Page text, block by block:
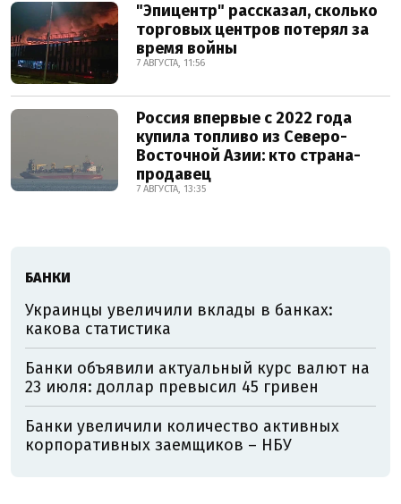
"Эпицентр" рассказал, сколько
торговых центров потерял за
время войны
7 АВГУСТА, 11:56
Россия впервые с 2022 года
купила топливо из Северо-
Восточной Азии: кто страна-
продавец
7 АВГУСТА, 13:35
БАНКИ
Украинцы увеличили вклады в банках:
какова статистика
Банки объявили актуальный курс валют на
23 июля: доллар превысил 45 гривен
Банки увеличили количество активных
корпоративных заемщиков – НБУ